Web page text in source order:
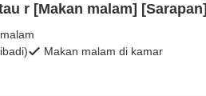
r [Makan malam] [Sarapan]
Makan malam di kamar